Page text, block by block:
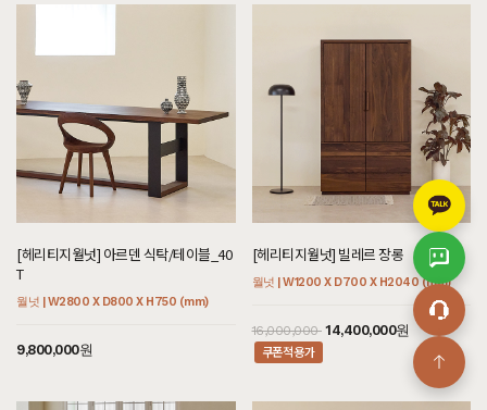
[헤리티지월넛] 아르덴 식탁/테이블_40
T
월넛 | W2800 X D800 X H750 (mm)
9,800,000원
[헤리티지월넛] 빌레르 장롱
월넛 | W1200 X D700 X H2040 (mm)
16,000,000 14,400,000원
쿠폰적용가